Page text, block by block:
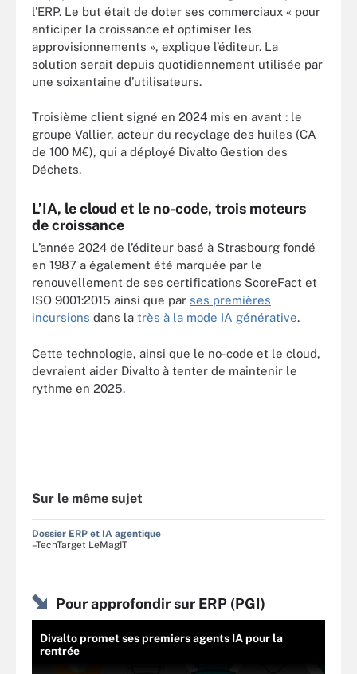
l’ERP. Le but était de doter ses commerciaux « pour
anticiper la croissance et optimiser les
approvisionnements », explique l’éditeur. La
solution serait depuis quotidiennement utilisée par
une soixantaine d’utilisateurs.
Troisième client signé en 2024 mis en avant : le
groupe Vallier, acteur du recyclage des huiles (CA
de 100 M€), qui a déployé Divalto Gestion des
Déchets.
L’IA, le cloud et le no-code, trois moteurs
de croissance
L’année 2024 de l’éditeur basé à Strasbourg fondé
en 1987 a également été marquée par le
renouvellement de ses certifications ScoreFact et
ISO 9001:2015 ainsi que par ses premières
incursions dans la très à la mode IA générative.
Cette technologie, ainsi que le no-code et le cloud,
devraient aider Divalto à tenter de maintenir le
rythme en 2025.
Sur le même sujet
Dossier ERP et IA agentique
–TechTarget LeMagIT
Pour approfondir sur ERP (PGI)
Divalto promet ses premiers agents IA pour la
rentrée